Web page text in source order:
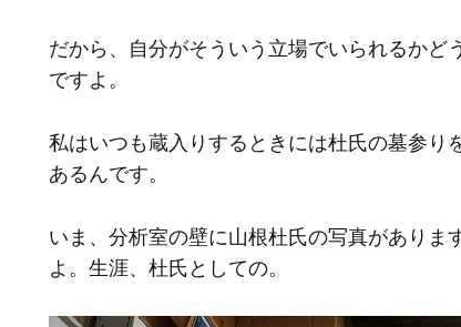
だから、自分がそういう立場でいられるか
ですよ。
私はいつも蔵入りするときには杜氏の墓参
あるんです。
いま、分析室の壁に山根杜氏の写真があり
よ。生涯、杜氏としての。